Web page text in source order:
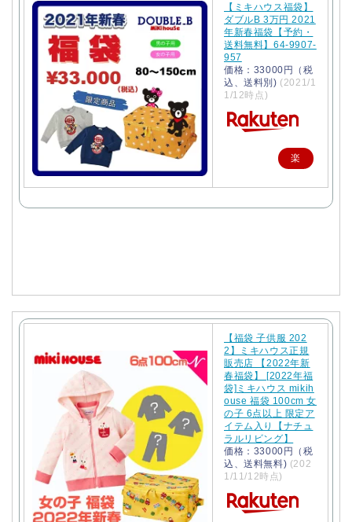
【ミキハウス福袋】
ダブルB 3万円 2021
年新春福袋【予約・
送料無料】64-9907-
957
価格：33000円（税
込、送料別) (2021/1
1/12時点)
楽
【福袋 子供服 202
2】ミキハウス正規
販売店 【2022年新
春福袋】 [2022年福
袋]ミキハウス mikih
ouse 福袋 100cm 女
の子 6点以上 限定ア
イテム入り【ナチュ
ラルリビング】
価格：33000円（税
込、送料無料) (202
1/11/12時点)